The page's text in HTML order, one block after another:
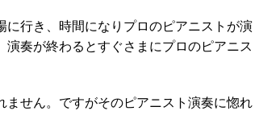
行き、時間になりプロのピアニストが演
奏が終わるとすぐさまにプロのピアニス
ません。ですがそのピアニスト演奏に惚れ